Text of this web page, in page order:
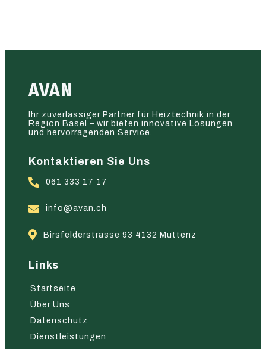
AVAN
Ihr zuverlässiger Partner für Heiztechnik in der
Region Basel – wir bieten innovative Lösungen
und hervorragenden Service.
Kontaktieren Sie Uns
061 333 17 17
info@avan.ch
Birsfelderstrasse 93 4132 Muttenz
Links
Startseite
Über Uns
Datenschutz
Dienstleistungen